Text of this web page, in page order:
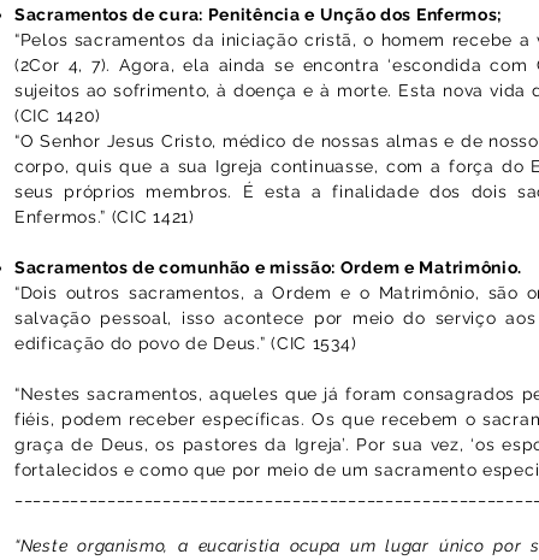
Sacramentos de cura: Penitência e Unção dos Enfermos;
“Pelos sacramentos da iniciação cristã, o homem recebe
(2Cor 4, 7). Agora, ela ainda se encontra ‘escondida com
sujeitos ao sofrimento, à doença e à morte. Esta nova
(CIC 1420)
“O Senhor Jesus Cristo, médico de nossas almas e de
corpo, quis que a sua Igreja continuasse, com a força
seus próprios membros. É esta a finalidade dos dois
Enfermos.” (CIC 1421)
Sacramentos de comunhão e missão: Ordem e Matrimônio.
“Dois outros sacramentos, a Ordem e o Matrimônio,
salvação pessoal, isso acontece por meio do serviço
edificação do povo de Deus.” (CIC 1534)
“Nestes sacramentos, aqueles que já foram consagrados
fiéis, podem receber específicas. Os que recebem o
graça de Deus, os pastores da Igreja’. Por sua vez, ‘os
fortalecidos e como que por meio de um sacramento
“Neste organismo, a eucaristia ocupa um lugar único por